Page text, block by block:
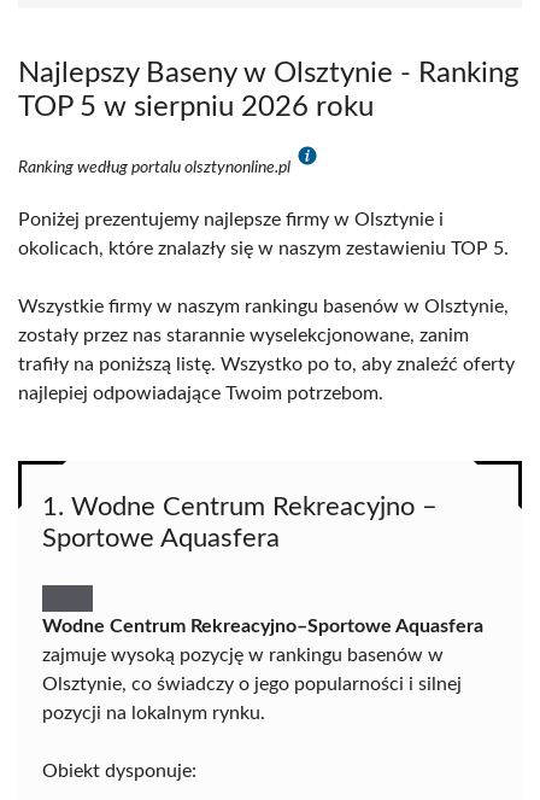
Najlepszy Baseny w Olsztynie - Ranking
TOP 5 w sierpniu 2026 roku
Ranking według portalu olsztynonline.pl
Poniżej prezentujemy najlepsze firmy w Olsztynie i
okolicach, które znalazły się w naszym zestawieniu TOP 5.
Wszystkie firmy w naszym rankingu basenów w Olsztynie,
zostały przez nas starannie wyselekcjonowane, zanim
trafiły na poniższą listę. Wszystko po to, aby znaleźć oferty
najlepiej odpowiadające Twoim potrzebom.
1. Wodne Centrum Rekreacyjno –
Sportowe Aquasfera
Wodne Centrum Rekreacyjno–Sportowe Aquasfera
zajmuje wysoką pozycję w rankingu basenów w
Olsztynie, co świadczy o jego popularności i silnej
pozycji na lokalnym rynku.
Obiekt dysponuje: